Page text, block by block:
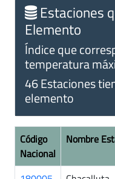
Estaciones
Elemento
Índice que
temperatura
46 Estaciones
elemento
Código
Nacional
Nombre